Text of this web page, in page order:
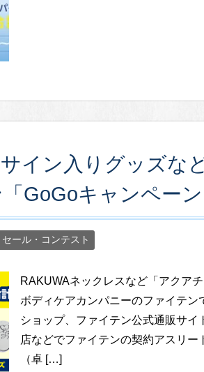
イン入りグッズな
GoGoキャンペーン
ール・コンテスト
RAKUWAネックレスなど「アクア
ボディケアカンパニーのファイテン
ショップ、ファイテン公式通販サイ
店などでファイテンの契約アスリー
（卓 […]